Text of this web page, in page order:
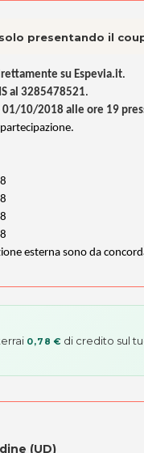
presentando il
su Espevia.it.
al 3285478521.
10/2018 alle ore 19
esterna sono da
0,78 € di credito sul
(UD)